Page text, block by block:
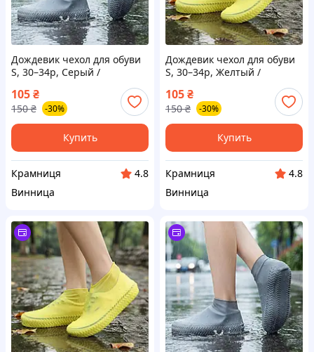
Дождевик чехол для обуви
S, 30–34р, Серый /
силиконовые чехлы на
обувь / Антискользящая
защита обуви от воды
105₴
150 ₴ -30%
Купить
Крамниця
4.8
Винница
Дождевик чехол для обуви
S, 30–34р, Желтый /
силиконовые чехлы на
обувь / Антискользящая
защита обуви от воды
105₴
150 ₴ -30%
Купить
Крамниця
4.8
Винница